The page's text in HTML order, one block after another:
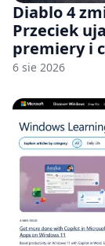
Diablo 4
Przeciek
premiery i
6 sie 2026